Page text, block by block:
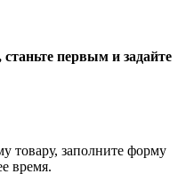
первым и задайте
товару, заполните форму
время.